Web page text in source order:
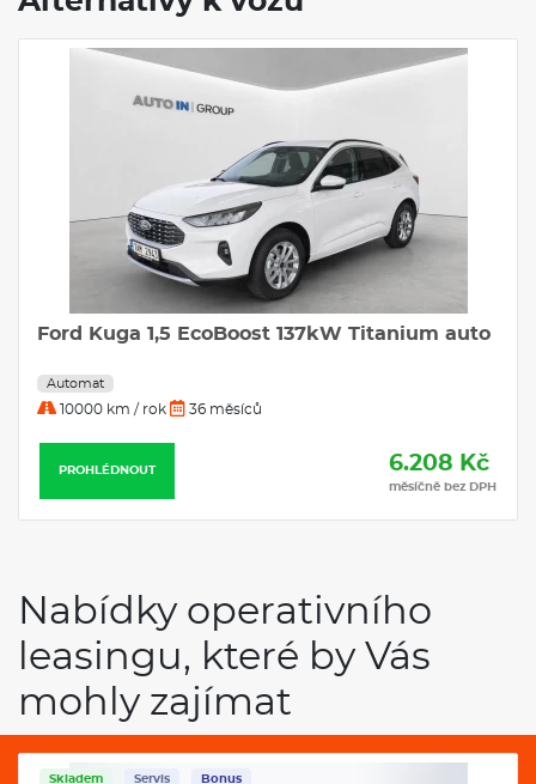
Ford Kuga 1,5 EcoBoost 137kW Titanium auto
Automat
10000 km / rok 36 měsíců
PROHLÉDNOUT 6.208 Kč
měsíčně bez DPH
Nabídky operativního
leasingu, které by Vás
mohly zajímat
Skladem Servis Bonus